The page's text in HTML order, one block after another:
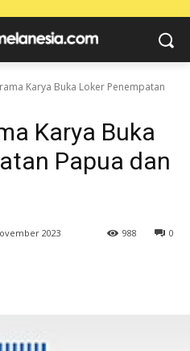
Karya Buka Loker Penempatan
Karya Buka
Papua dan
2023 0
988